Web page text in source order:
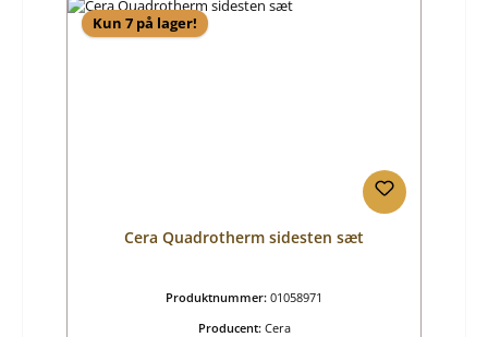
Kun 7 på lager!
Cera Quadrotherm sidesten sæt
Produktnummer: 01058971
Producent: Cera